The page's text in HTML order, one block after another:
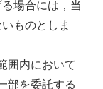
場合には，当
ものとしま
囲内において
部を委託する